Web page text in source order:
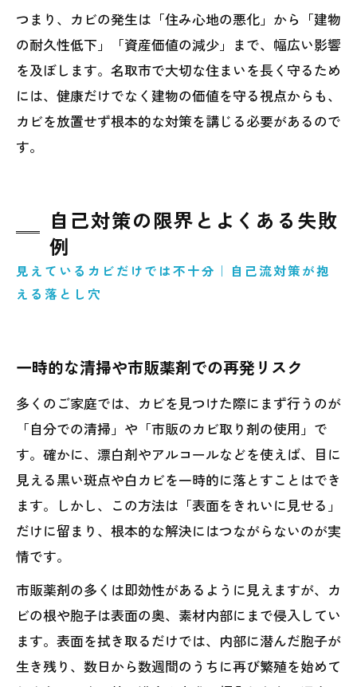
つまり、カビの発生は「住み心地の悪化」から「建物
の耐久性低下」「資産価値の減少」まで、幅広い影響
を及ぼします。名取市で大切な住まいを長く守るため
には、健康だけでなく建物の価値を守る視点からも、
カビを放置せず根本的な対策を講じる必要があるので
す。
自己対策の限界とよくある失敗
例
見えているカビだけでは不十分｜自己流対策が抱
える落とし穴
一時的な清掃や市販薬剤での再発リスク
多くのご家庭では、カビを見つけた際にまず行うのが
「自分での清掃」や「市販のカビ取り剤の使用」で
す。確かに、漂白剤やアルコールなどを使えば、目に
見える黒い斑点や白カビを一時的に落とすことはでき
ます。しかし、この方法は「表面をきれいに見せる」
だけに留まり、根本的な解決にはつながらないのが実
情です。
市販薬剤の多くは即効性があるように見えますが、カ
ビの根や胞子は表面の奥、素材内部にまで侵入してい
ます。表面を拭き取るだけでは、内部に潜んだ胞子が
生き残り、数日から数週間のうちに再び繁殖を始めて